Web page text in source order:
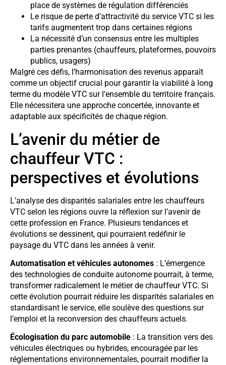
place de systèmes de régulation différenciés
Le risque de perte d’attractivité du service VTC si les
tarifs augmentent trop dans certaines régions
La nécessité d’un consensus entre les multiples
parties prenantes (chauffeurs, plateformes, pouvoirs
publics, usagers)
Malgré ces défis, l’harmonisation des revenus apparaît
comme un objectif crucial pour garantir la viabilité à long
terme du modèle VTC sur l’ensemble du territoire français.
Elle nécessitera une approche concertée, innovante et
adaptable aux spécificités de chaque région.
L’avenir du métier de
chauffeur VTC :
perspectives et évolutions
L’analyse des disparités salariales entre les chauffeurs
VTC selon les régions ouvre la réflexion sur l’avenir de
cette profession en France. Plusieurs tendances et
évolutions se dessinent, qui pourraient redéfinir le
paysage du VTC dans les années à venir.
Automatisation et véhicules autonomes : L’émergence
des technologies de conduite autonome pourrait, à terme,
transformer radicalement le métier de chauffeur VTC. Si
cette évolution pourrait réduire les disparités salariales en
standardisant le service, elle soulève des questions sur
l’emploi et la reconversion des chauffeurs actuels.
Écologisation du parc automobile : La transition vers des
véhicules électriques ou hybrides, encouragée par les
réglementations environnementales, pourrait modifier la